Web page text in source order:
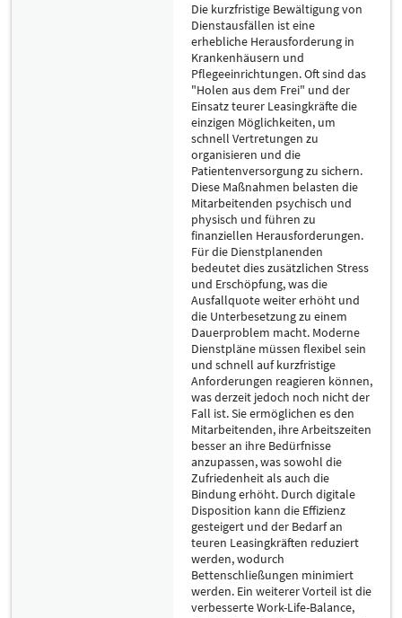
Die kurzfristige Bewältigung von
Dienstausfällen ist eine
erhebliche Herausforderung in
Krankenhäusern und
Pflegeeinrichtungen. Oft sind das
"Holen aus dem Frei" und der
Einsatz teurer Leasingkräfte die
einzigen Möglichkeiten, um
schnell Vertretungen zu
organisieren und die
Patientenversorgung zu sichern.
Diese Maßnahmen belasten die
Mitarbeitenden psychisch und
physisch und führen zu
finanziellen Herausforderungen.
Für die Dienstplanenden
bedeutet dies zusätzlichen Stress
und Erschöpfung, was die
Ausfallquote weiter erhöht und
die Unterbesetzung zu einem
Dauerproblem macht. Moderne
Dienstpläne müssen flexibel sein
und schnell auf kurzfristige
Anforderungen reagieren können,
was derzeit jedoch noch nicht der
Fall ist. Sie ermöglichen es den
Mitarbeitenden, ihre Arbeitszeiten
besser an ihre Bedürfnisse
anzupassen, was sowohl die
Zufriedenheit als auch die
Bindung erhöht. Durch digitale
Disposition kann die Effizienz
gesteigert und der Bedarf an
teuren Leasingkräften reduziert
werden, wodurch
Bettenschließungen minimiert
werden. Ein weiterer Vorteil ist die
verbesserte Work-Life-Balance,